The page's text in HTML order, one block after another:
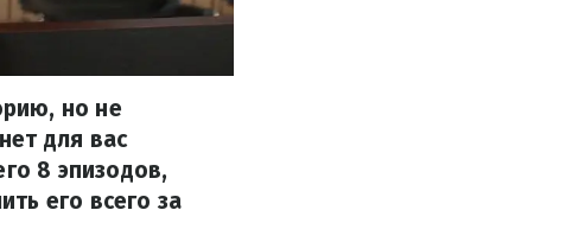
но не
для вас
8 эпизодов,
его всего за